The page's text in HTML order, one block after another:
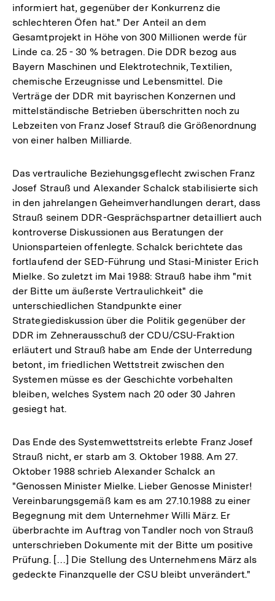
informiert hat, gegenüber der Konkurrenz die
schlechteren Öfen hat." Der Anteil an dem
Gesamtprojekt in Höhe von 300 Millionen werde für
Linde ca. 25 - 30 % betragen. Die DDR bezog aus
Bayern Maschinen und Elektrotechnik, Textilien,
chemische Erzeugnisse und Lebensmittel. Die
Verträge der DDR mit bayrischen Konzernen und
mittelständische Betrieben überschritten noch zu
Lebzeiten von Franz Josef Strauß die Größenordnung
von einer halben Milliarde.
Das vertrauliche Beziehungsgeflecht zwischen Franz
Josef Strauß und Alexander Schalck stabilisierte sich
in den jahrelangen Geheimverhandlungen derart, dass
Strauß seinem DDR-Gesprächspartner detailliert auch
kontroverse Diskussionen aus Beratungen der
Unionsparteien offenlegte. Schalck berichtete das
fortlaufend der SED-Führung und Stasi-Minister Erich
Mielke. So zuletzt im Mai 1988: Strauß habe ihm "mit
der Bitte um äußerste Vertraulichkeit" die
unterschiedlichen Standpunkte einer
Strategiediskussion über die Politik gegenüber der
DDR im Zehnerausschuß der CDU/CSU-Fraktion
erläutert und Strauß habe am Ende der Unterredung
betont, im friedlichen Wettstreit zwischen den
Systemen müsse es der Geschichte vorbehalten
bleiben, welches System nach 20 oder 30 Jahren
gesiegt hat.
Das Ende des Systemwettstreits erlebte Franz Josef
Strauß nicht, er starb am 3. Oktober 1988. Am 27.
Oktober 1988 schrieb Alexander Schalck an
"Genossen Minister Mielke. Lieber Genosse Minister!
Vereinbarungsgemäß kam es am 27.10.1988 zu einer
Begegnung mit dem Unternehmer Willi März. Er
überbrachte im Auftrag von Tandler noch von Strauß
unterschrieben Dokumente mit der Bitte um positive
Prüfung. […] Die Stellung des Unternehmens März als
gedeckte Finanzquelle der CSU bleibt unverändert."